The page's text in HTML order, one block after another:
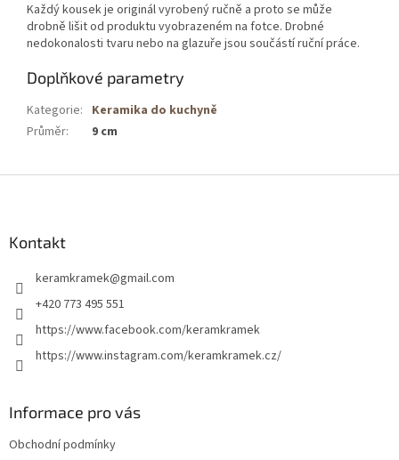
Každý kousek je originál vyrobený ručně a proto se může
drobně lišit od produktu vyobrazeném na fotce. Drobné
nedokonalosti tvaru nebo na glazuře jsou součástí ruční práce.
Doplňkové parametry
Kategorie: Keramika do kuchyně
Průměr: 9 cm
Kontakt
keramkramek@gmail.com
+420 773 495 551
https://www.facebook.com/keramkramek
https://www.instagram.com/keramkramek.cz/
Informace pro vás
Obchodní podmínky